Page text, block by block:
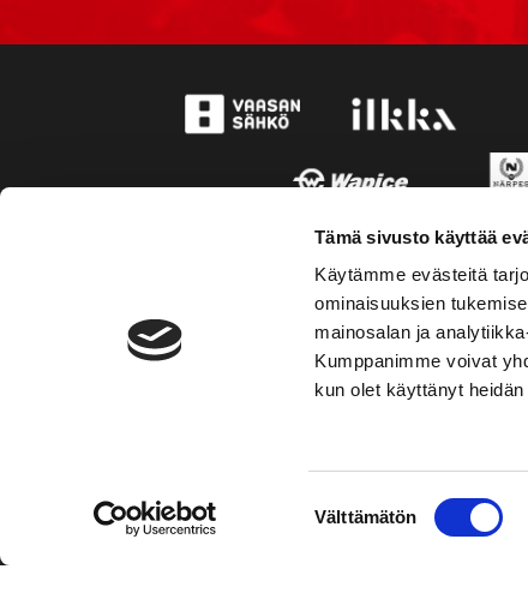
Tämä sivusto käyttää
Käytämme evästeitä
ominaisuuksien
mainosalan ja
Kumppanimme voivat
kun olet käyttänyt
Välttämätön
Hockey-Team Vaasan Sport Oy
Puh: